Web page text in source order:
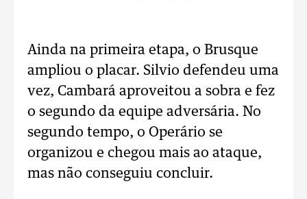
Ainda na primeira etapa, o Brusque
ampliou o placar. Silvio defendeu uma
vez, Cambará aproveitou a sobra e fez
o segundo da equipe adversária. No
segundo tempo, o Operário se
organizou e chegou mais ao ataque,
mas não conseguiu concluir.